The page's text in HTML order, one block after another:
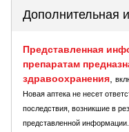
Дополнительная
Представленная
препаратам
здравоохранения
Новая аптека не несет
последствия, возникшие в
представленной